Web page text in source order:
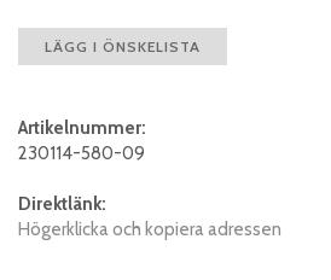
LÄGG I ÖNSKELISTA
Artikelnummer:
230114-580-09
Direktlänk:
Högerklicka och kopiera adressen